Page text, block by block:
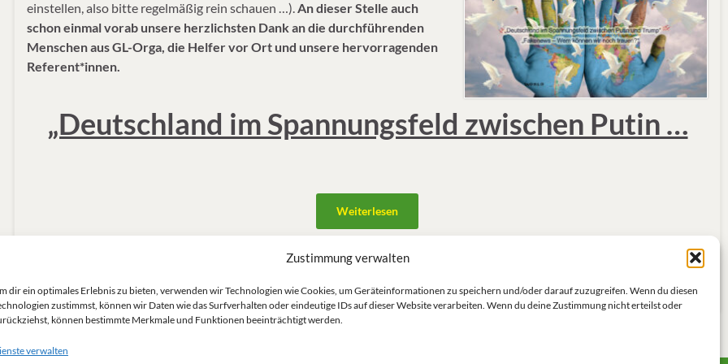
Zustimmung verwalten
dir ein optimales Erlebnis zu bieten, verwenden wir Technologien wie Cookies, um Geräteinformationen zu speichern und/oder darauf zuzugreifen. Wenn du diesen
zustimmst, können wir Daten wie das Surfverhalten oder eindeutige IDs auf dieser Website verarbeiten. Wenn du deine Zustimmung nicht erteilst oder
können bestimmte Merkmale und Funktionen beeinträchtigt werden.
verwalten
einstellen, also bitte regelmäßig rein schauen …). An dieser Stelle auch
schon einmal vorab unsere herzlichsten Dank an die durchführenden
Menschen aus GL-Orga, die Helfer vor Ort und unsere hervorragenden
Referent*innen.
„Deutschland im Spannungsfeld zwischen Putin …
Weiterlesen
Rüstungsindustrie,Syrien,USA